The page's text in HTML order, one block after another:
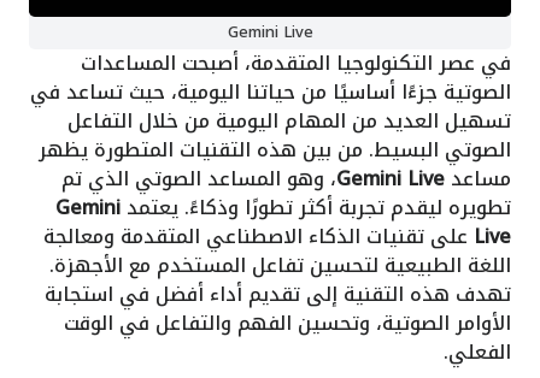
Gemini Live
في عصر التكنولوجيا المتقدمة، أصبحت المساعدات
الصوتية جزءًا أساسيًا من حياتنا اليومية، حيث تساعد في
تسهيل العديد من المهام اليومية من خلال التفاعل
الصوتي البسيط. من بين هذه التقنيات المتطورة يظهر
مساعدGemini Live، وهو المساعد الصوتي الذي تم
تطويره ليقدم تجربة أكثر تطورًا وذكاءً. يعتمدGemini
Live على تقنيات الذكاء الاصطناعي المتقدمة ومعالجة
اللغة الطبيعية لتحسين تفاعل المستخدم مع الأجهزة.
تهدف هذه التقنية إلى تقديم أداء أفضل في استجابة
الأوامر الصوتية، وتحسين الفهم والتفاعل في الوقت
الفعلي.